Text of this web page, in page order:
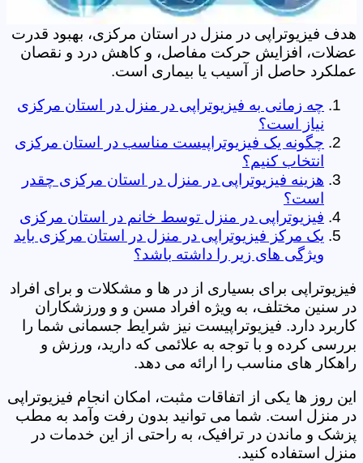
هدف فیزیوتراپی در منزل در استان مرکزی، بهبود قدرت
عضلات، افزایش حرکت مفاصل، و کاهش درد و نقصان
عملکرد حاصل از آسیب یا بیماری است.
چه زمانی به فیزیوتراپی در منزل در استان مرکزی
نیاز است؟
چگونه یک فیزیوتراپیست مناسب در استان مرکزی
انتخاب کنیم؟
هزینه فیزیوتراپی در منزل در استان مرکزی چقدر
است؟
فیزیوتراپی در منزل توسط خانم در استان مرکزی
یک مرکز فیزیوتراپی در منزل در استان مرکزی باید
ویژگی های زیر را داشته باشد؟
فیزیوتراپی برای بسیاری از در ها و مشکلات و برای افراد
در سنین مختلف، به ویژه افراد مسن و و ورزشکاران
کاربرد دارد. فیزیوتراپیست نیز شرایط جسمانی شما را
بررسی کرده و با توجه به علائمی که دارید، ورزش و
راهکار های مناسب را ارائه می دهد.
این روز ها یکی از اتفاقات مثبت، امکان انجام فیزیوتراپی
در منزل است. شما می توانید بدون رفت وآمد به مطب
پزشک و ماندن در ترافیک، به راحتی از این خدمات در
منزل استفاده کنید.